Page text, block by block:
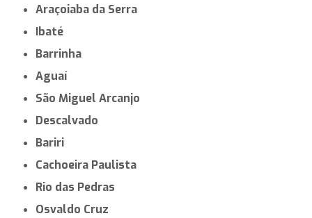
Araçoiaba da Serra
Ibaté
Barrinha
Aguaí
São Miguel Arcanjo
Descalvado
Bariri
Cachoeira Paulista
Rio das Pedras
Osvaldo Cruz